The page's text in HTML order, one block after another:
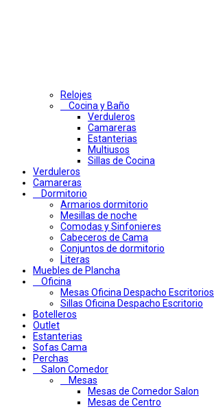
Relojes
Cocina y Baño
Verduleros
Camareras
Estanterias
Multiusos
Sillas de Cocina
Verduleros
Camareras
Dormitorio
Armarios dormitorio
Mesillas de noche
Comodas y Sinfonieres
Cabeceros de Cama
Conjuntos de dormitorio
Literas
Muebles de Plancha
Oficina
Mesas Oficina Despacho Escritorios
Sillas Oficina Despacho Escritorio
Botelleros
Outlet
Estanterias
Sofas Cama
Perchas
Salon Comedor
Mesas
Mesas de Comedor Salon
Mesas de Centro